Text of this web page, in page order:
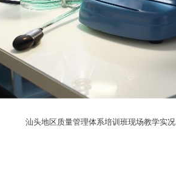
汕头地区质量管理体系培训班现场教学实况